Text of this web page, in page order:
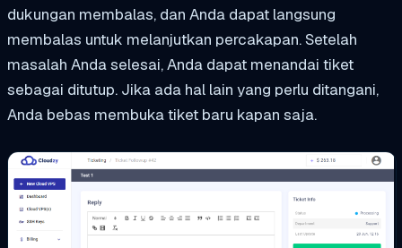
dukungan membalas, dan Anda dapat langsung
membalas untuk melanjutkan percakapan. Setelah
masalah Anda selesai, Anda dapat menandai tiket
sebagai ditutup. Jika ada hal lain yang perlu ditangani,
Anda bebas membuka tiket baru kapan saja.